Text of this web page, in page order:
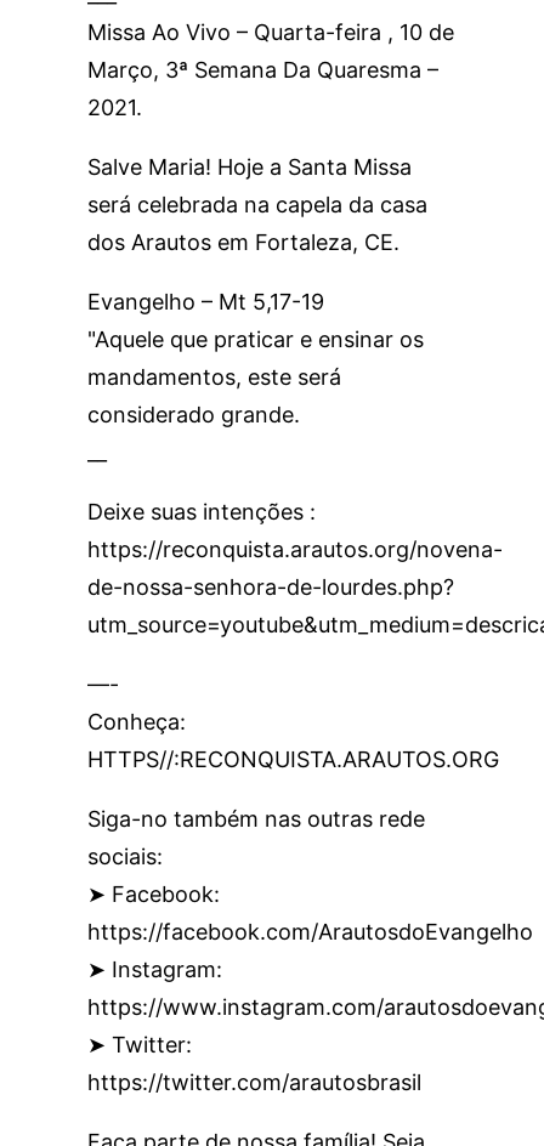
Missa Ao Vivo – Quarta-feira , 10 de
Março, 3ª Semana Da Quaresma –
2021.
Salve Maria! Hoje a Santa Missa
será celebrada na capela da casa
dos Arautos em Fortaleza, CE.
Evangelho – Mt 5,17-19
"Aquele que praticar e ensinar os
mandamentos, este será
considerado grande.
Deixe suas intenções :
https://reconquista.arautos.org/novena-
de-nossa-senhora-de-lourdes.php?
—-
Conheça:
HTTPS//:RECONQUISTA.ARAUTOS.ORG
Siga-no também nas outras rede
sociais:
➤ Facebook:
https://facebook.com/ArautosdoEvangelho
➤ Instagram:
https://www.instagram.com/
➤ Twitter:
https://twitter.com/arautosbrasil